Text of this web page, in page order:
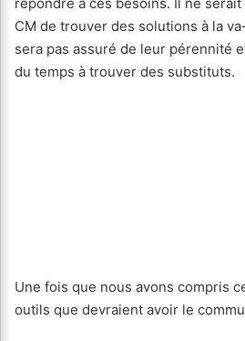
CM de trouver des solutions à la
sera pas assuré de leur pérennité
du temps à trouver des substituts.
Une fois que nous avons compris
outils que devraient avoir le